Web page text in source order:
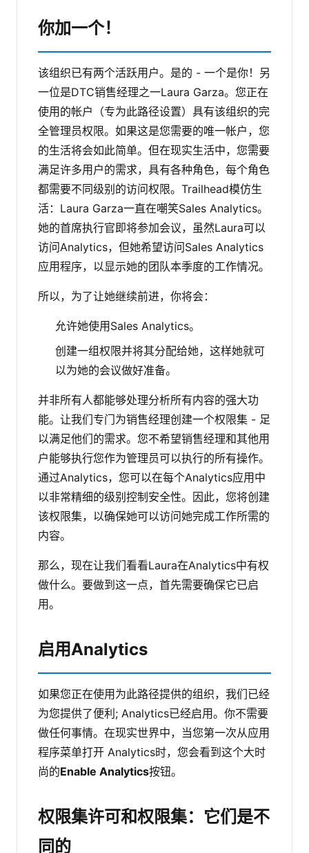
你加一个！
该组织已有两个活跃用户。是的 - 一个是你！另
一位是DTC销售经理之一Laura Garza。您正在
使用的帐户（专为此路径设置）具有该组织的完
全管理员权限。如果这是您需要的唯一帐户，您
的生活将会如此简单。但在现实生活中，您需要
满足许多用户的需求，具有各种角色，每个角色
都需要不同级别的访问权限。Trailhead模仿生
活：Laura Garza一直在嘲笑Sales Analytics。
她的首席执行官即将参加会议，虽然Laura可以
访问Analytics，但她希望访问Sales Analytics
应用程序，以显示她的团队本季度的工作情况。
所以，为了让她继续前进，你将会：
允许她使用Sales Analytics。
创建一组权限并将其分配给她，这样她就可
以为她的会议做好准备。
并非所有人都能够处理分析所有内容的强大功
能。让我们专门为销售经理创建一个权限集 - 足
以满足他们的需求。您不希望销售经理和其他用
户能够执行您作为管理员可以执行的所有操作。
通过Analytics，您可以在每个Analytics应用中
以非常精细的级别控制安全性。因此，您将创建
该权限集，以确保她可以访问她完成工作所需的
内容。
那么，现在让我们看看Laura在Analytics中有权
做什么。要做到这一点，首先需要确保它已启
用。
启用Analytics
如果您正在使用为此路径提供的组织，我们已经
为您提供了便利; Analytics已经启用。你不需要
做任何事情。在现实世界中，当您第一次从应用
程序菜单打开 Analytics时，您会看到这个大时
尚的Enable Analytics按钮。
权限集许可和权限集：它们是不
同的